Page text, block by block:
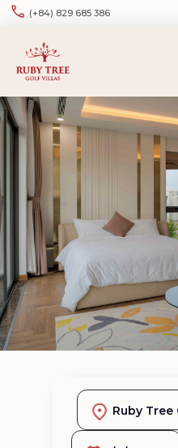
(+84) 829 685 386